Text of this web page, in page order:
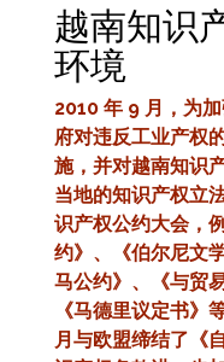
越南知识
环境
2010 年 9 月，为
府对违反工业产权
施，并对越南知识
当地的知识产权立
识产权公约大会，
约》、《伯尔尼文
马公约》、《与贸
《马德里议定书》
月与欧盟缔结了《